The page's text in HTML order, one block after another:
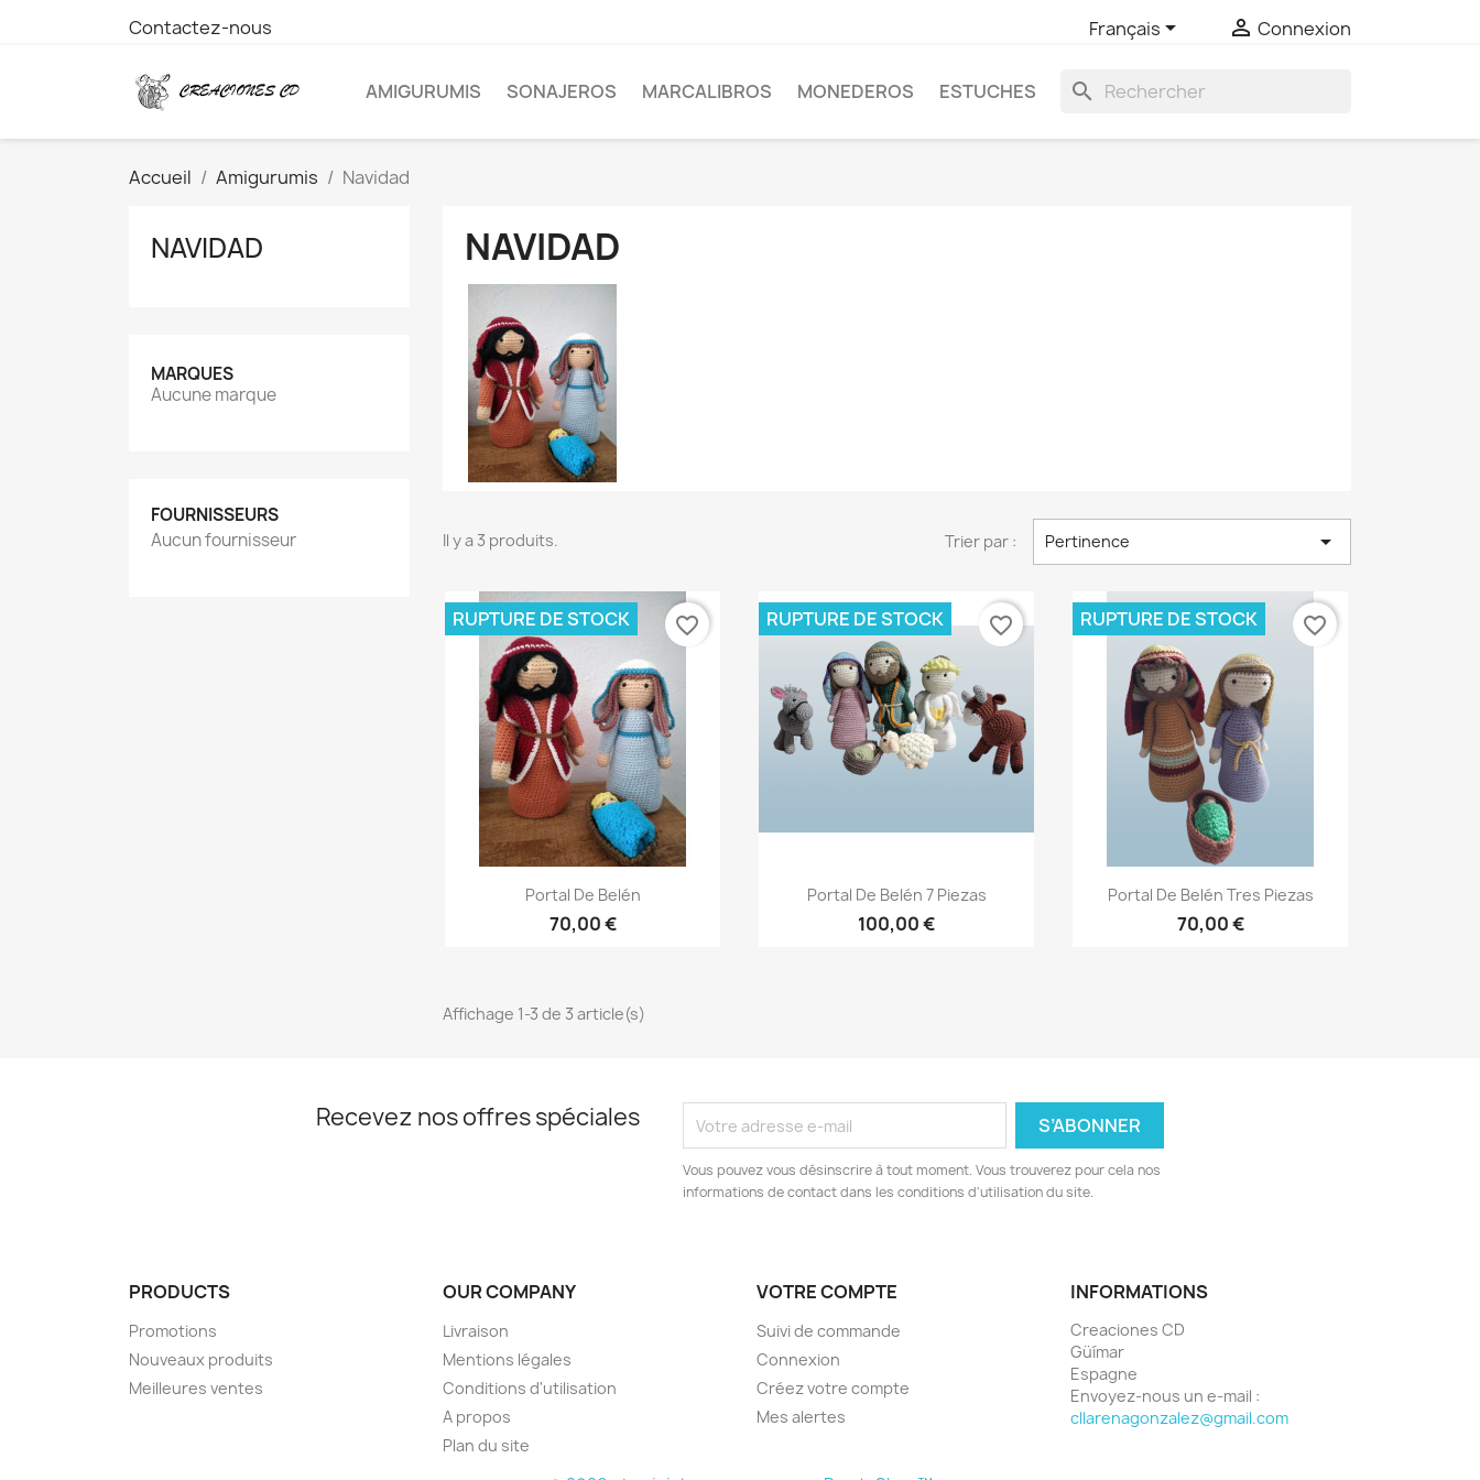
Contactez-nous Français  Connexion
AMIGURUMIS SONAJEROS MARCALIBROS MONEDEROS ESTUCHES search
Accueil Amigurumis Navidad
NAVIDAD
MARQUES
Aucune marque
FOURNISSEURS
Aucun fournisseur
NAVIDAD
Il y a 3 produits. Trier par : Pertinence 
Aperçu rapide
Portal De Belén
70,00 €
RUPTURE DE STOCK favorite_border
Aperçu rapide
Portal De Belén 7 Piezas
100,00 €
RUPTURE DE STOCK favorite_border
Aperçu rapide
Portal De Belén Tres Piezas
70,00 €
RUPTURE DE STOCK favorite_border
Affichage 1-3 de 3 article(s)
Recevez nos offres spéciales
Vous pouvez vous désinscrire à tout moment. Vous trouverez pour cela nos
informations de contact dans les conditions d'utilisation du site.
PRODUCTS
Promotions
Nouveaux produits
Meilleures ventes
OUR COMPANY
Livraison
Mentions légales
Conditions d'utilisation
A propos
Plan du site
VOTRE COMPTE
Suivi de commande
Connexion
Créez votre compte
Mes alertes
INFORMATIONS
Creaciones CD
Güímar
Espagne
Envoyez-nous un e-mail :
cllarenagonzalez@gmail.com